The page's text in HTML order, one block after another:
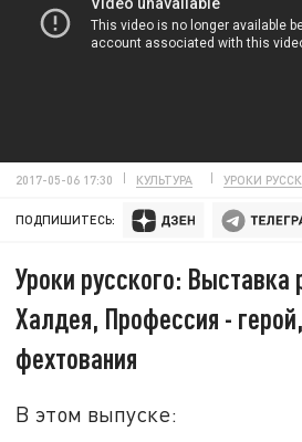
2017-05-06 17:30 КУЛЬТУРА УРОКИ
ПОДПИШИТЕСЬ:
Уроки русского: Выставка
Халдея, Профессия -
фехтования
В этом выпуске: